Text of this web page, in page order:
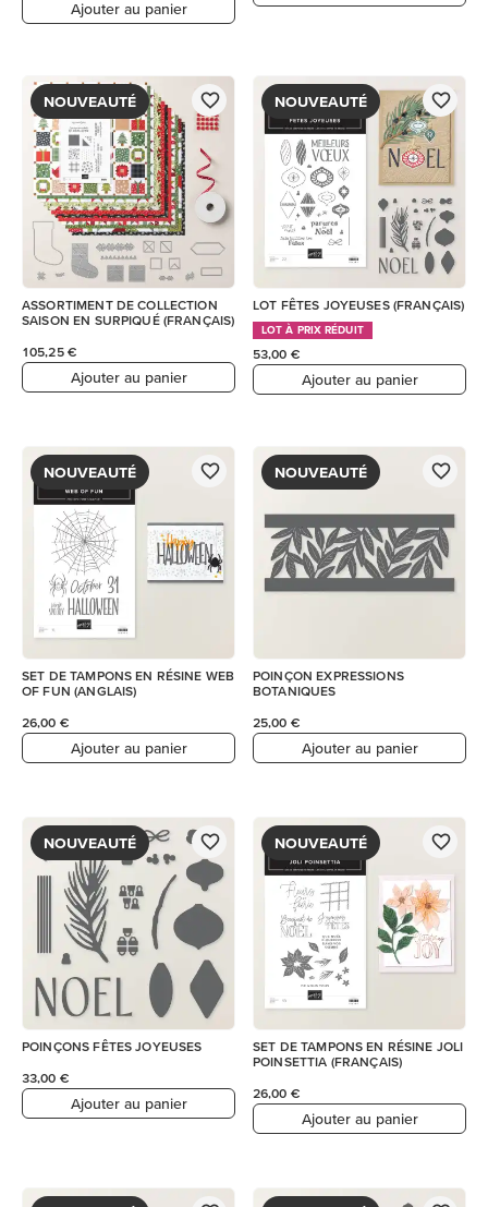
Ajouter au panier
NOUVEAUTÉ
ASSORTIMENT DE COLLECTION
SAISON EN SURPIQUÉ (FRANÇAIS)
105,25 €
Ajouter au panier
NOUVEAUTÉ
LOT FÊTES JOYEUSES (FRANÇAIS)
LOT À PRIX RÉDUIT
53,00 €
Ajouter au panier
NOUVEAUTÉ
SET DE TAMPONS EN RÉSINE WEB
OF FUN (ANGLAIS)
26,00 €
Ajouter au panier
NOUVEAUTÉ
POINÇON EXPRESSIONS
BOTANIQUES
25,00 €
Ajouter au panier
NOUVEAUTÉ
POINÇONS FÊTES JOYEUSES
33,00 €
Ajouter au panier
NOUVEAUTÉ
SET DE TAMPONS EN RÉSINE JOLI
POINSETTIA (FRANÇAIS)
26,00 €
Ajouter au panier